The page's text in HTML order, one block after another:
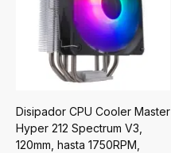
Disipador CPU Cooler Master
Hyper 212 Spectrum V3,
120mm, hasta 1750RPM,